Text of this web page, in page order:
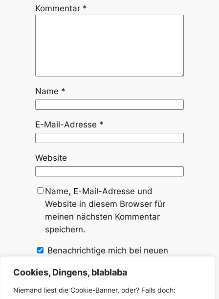
Cookies, Dingens, blablaba
Niemand liest die Cookie-Banner, oder? Falls doch:
Kommentar *
Name *
E-Mail-Adresse *
Website
Name, E-Mail-Adresse und
Website in diesem Browser für
meinen nächsten Kommentar
speichern.
Benachrichtige mich bei neuen